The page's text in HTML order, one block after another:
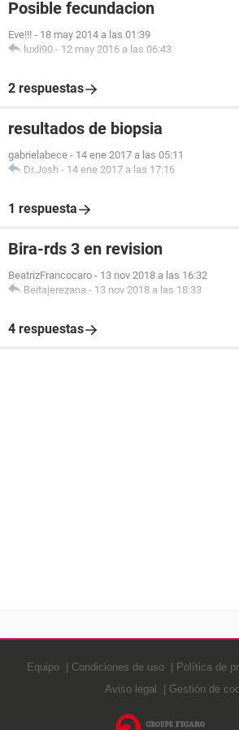
Posible fecundacion
Eve!!! - 18 may 2014 a las 01:39
luxli90 - 12 may 2016 a las 06:43
2 respuestas
resultados de biopsia
gabrielabece - 14 ene 2017 a las 05:11
Dr.Josh - 14 ene 2017 a las 17:16
1 respuesta
Bira-rds 3 en revision
BeatrizFrancocaro - 13 nov 2018 a las 16:32
Beitajerezana - 13 nov 2018 a las 18:33
4 respuestas
Equipo Condiciones de uso Política de
Aviso legal
Gestión de